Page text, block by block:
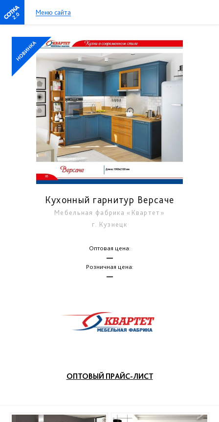
2.0 Меню сайта
Кухонный гарнитур Версаче
Мебельная фабрика «Квартет»
г. Кузнецк
Оптовая цена:
—
Розничная цена:
—
ОПТОВЫЙ ПРАЙС-ЛИСТ